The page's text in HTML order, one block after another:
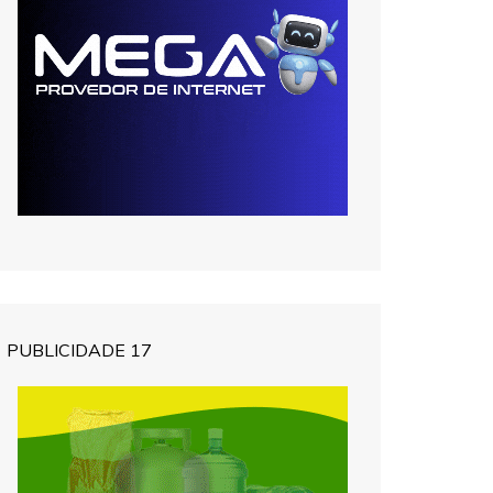
PUBLICIDADE 17